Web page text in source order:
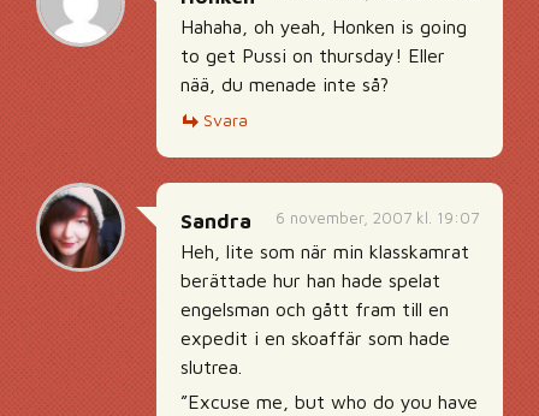
Hahaha, oh yeah, Honken is going
to get Pussi on thursday! Eller
nää, du menade inte så?
Svara
6 november, 2007 kl. 19:07
Sandra
Heh, lite som när min klasskamrat
berättade hur han hade spelat
engelsman och gått fram till en
expedit i en skoaffär som hade
slutrea.
”Excuse me, but who do you have